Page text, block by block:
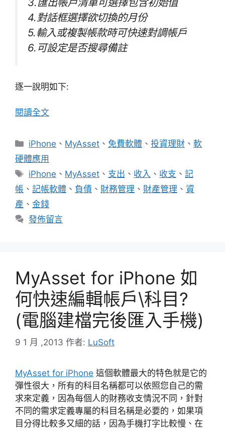
4.對話框選擇欲切換的月份
5.輸入或複製帳款時可快速對調帳戶
6.可設定是否搜尋備註
逐一說明如下:
閱讀全文
分
類
iPhone 、 MyAsset 、 免費軟體 、投資理財 、軟
硬體應用
標
籤
iPhone 、 MyAsset 、 支出 、 收入 、 收支 、記
帳 、 記帳軟體 、 負債 、 財務管理 、 財產管理 、 資
產 、 金錢
發佈留言
MyAsset for iPhone 如
何快速編輯帳戶\科目?
(電腦建檔完後匯入手機)
9 1 月 ,2013 作者: LuSoft
MyAsset for iPhone 這個軟體最大的特色就是它的
彈性很大，所有的科目名稱都可以依照您自己的需
求來定義，因為每個人的財務收支情況不同，針對
不同的需求定義專屬的科目名稱是必要的，如果項
目分得比較多又細的話，因為手機打字比較慢、在